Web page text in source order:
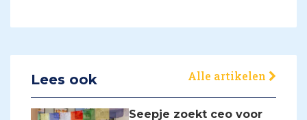
Lees ook Alle artikelen
Seepje zoekt ceo voor